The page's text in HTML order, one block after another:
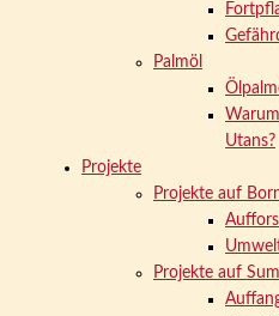
Palmöl
Utans?
Projekte
Projekte auf
Projekte auf